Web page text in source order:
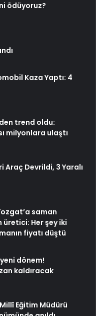
ödüyoruz?
Kaza Yaptı: 4
trend oldu:
milyonlara ulaştı
Araç Devrildi, 3 Yaralı
saman
Her şey iki
fiyatı düştü
dönem!
kaldıracak
Eğitim Müdürü